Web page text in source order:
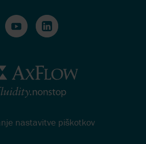
nastavitve piškotkov